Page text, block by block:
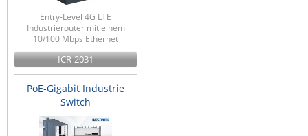
News zu unseren Herstellern
Entry-Level 4G LTE
Industrierouter mit einem
10/100 Mbps Ethernet
ICR-2031
PoE-Gigabit Industrie
Switch